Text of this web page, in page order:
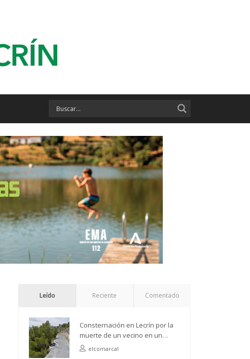
Leído Reciente Comentado
Consternación en Lecrín por la
muerte de un vecino en un
accidente de camión
elcomarcal